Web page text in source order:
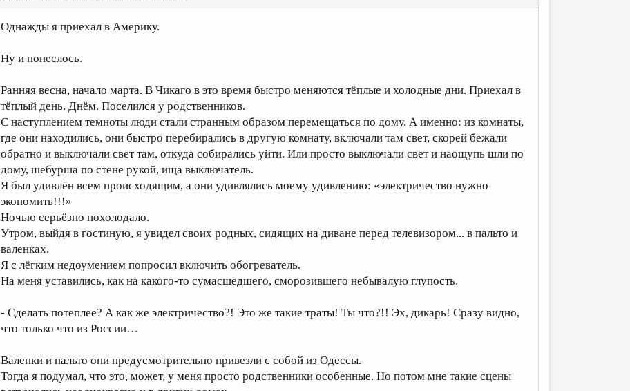
Однажды я приехал в Америку.
Ну и понеслось.
Ранняя весна, начало марта. В Чикаго в это время быстро меняются тёплые и холодные дни. Приехал в
тёплый день. Днём. Поселился у родственников.
С наступлением темноты люди стали странным образом перемещаться по дому. А именно: из комнаты,
где они находились, они быстро перебирались в другую комнату, включали там свет, скорей бежали
обратно и выключали свет там, откуда собирались уйти. Или просто выключали свет и наощупь шли по
дому, шебурша по стене рукой, ища выключатель.
Я был удивлён всем происходящим, а они удивлялись моему удивлению: «электричество нужно
экономить!!!»
Ночью серьёзно похолодало.
Утром, выйдя в гостиную, я увидел своих родных, сидящих на диване перед телевизором... в пальто и
валенках.
Я с лёгким недоумением попросил включить обогреватель.
На меня уставились, как на какого-то сумасшедшего, сморозившего небывалую глупость.
- Сделать потеплее? А как же электричество?! Это же такие траты! Ты что?!! Эх, дикарь! Сразу видно,
что только что из России…
Валенки и пальто они предусмотрительно привезли с собой из Одессы.
Тогда я подумал, что это, может, у меня просто родственники особенные. Но потом мне такие сцены